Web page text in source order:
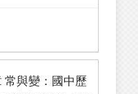
與變：國中歷